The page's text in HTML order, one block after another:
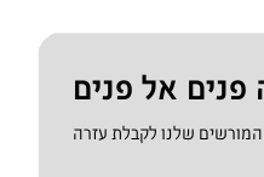
פנים אל פנים
שלנו לקבלת עזרה